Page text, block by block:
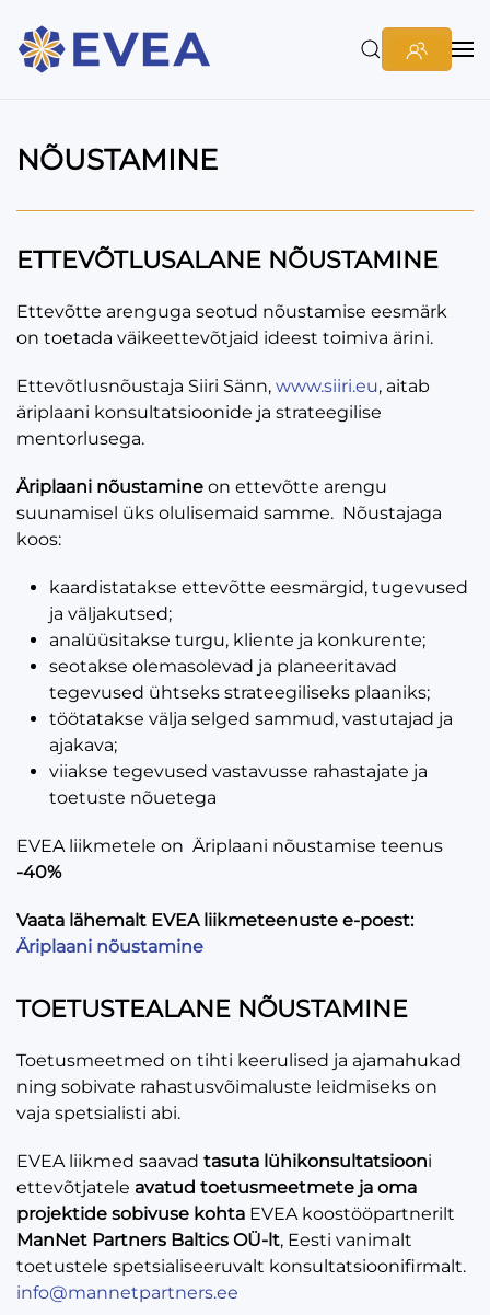
NÕUSTAMINE
ETTEVÕTLUSALANE NÕUSTAMINE
Ettevõtte arenguga seotud nõustamise eesmärk
on toetada väikeettevõtjaid ideest toimiva ärini.
Ettevõtlusnõustaja Siiri Sänn, www.siiri.eu, aitab
äriplaani konsultatsioonide ja strateegilise
mentorlusega.
Äriplaani nõustamine on ettevõtte arengu
suunamisel üks olulisemaid samme. Nõustajaga
koos:
kaardistatakse ettevõtte eesmärgid, tugevused
ja väljakutsed;
analüüsitakse turgu, kliente ja konkurente;
seotakse olemasolevad ja planeeritavad
tegevused ühtseks strateegiliseks plaaniks;
töötatakse välja selged sammud, vastutajad ja
ajakava;
viiakse tegevused vastavusse rahastajate ja
toetuste nõuetega
EVEA liikmetele on Äriplaani nõustamise teenus
-40%
Vaata lähemalt EVEA liikmeteenuste e-poest:
Äriplaani nõustamine
TOETUSTEALANE NÕUSTAMINE
Toetusmeetmed on tihti keerulised ja ajamahukad
ning sobivate rahastusvõimaluste leidmiseks on
vaja spetsialisti abi.
EVEA liikmed saavad tasuta lühikonsultatsiooni
ettevõtjatele avatud toetusmeetmete ja oma
projektide sobivuse kohta EVEA koostööpartnerilt
ManNet Partners Baltics OÜ-lt, Eesti vanimalt
toetustele spetsialiseeruvalt konsultatsioonifirmalt.
info@mannetpartners.ee